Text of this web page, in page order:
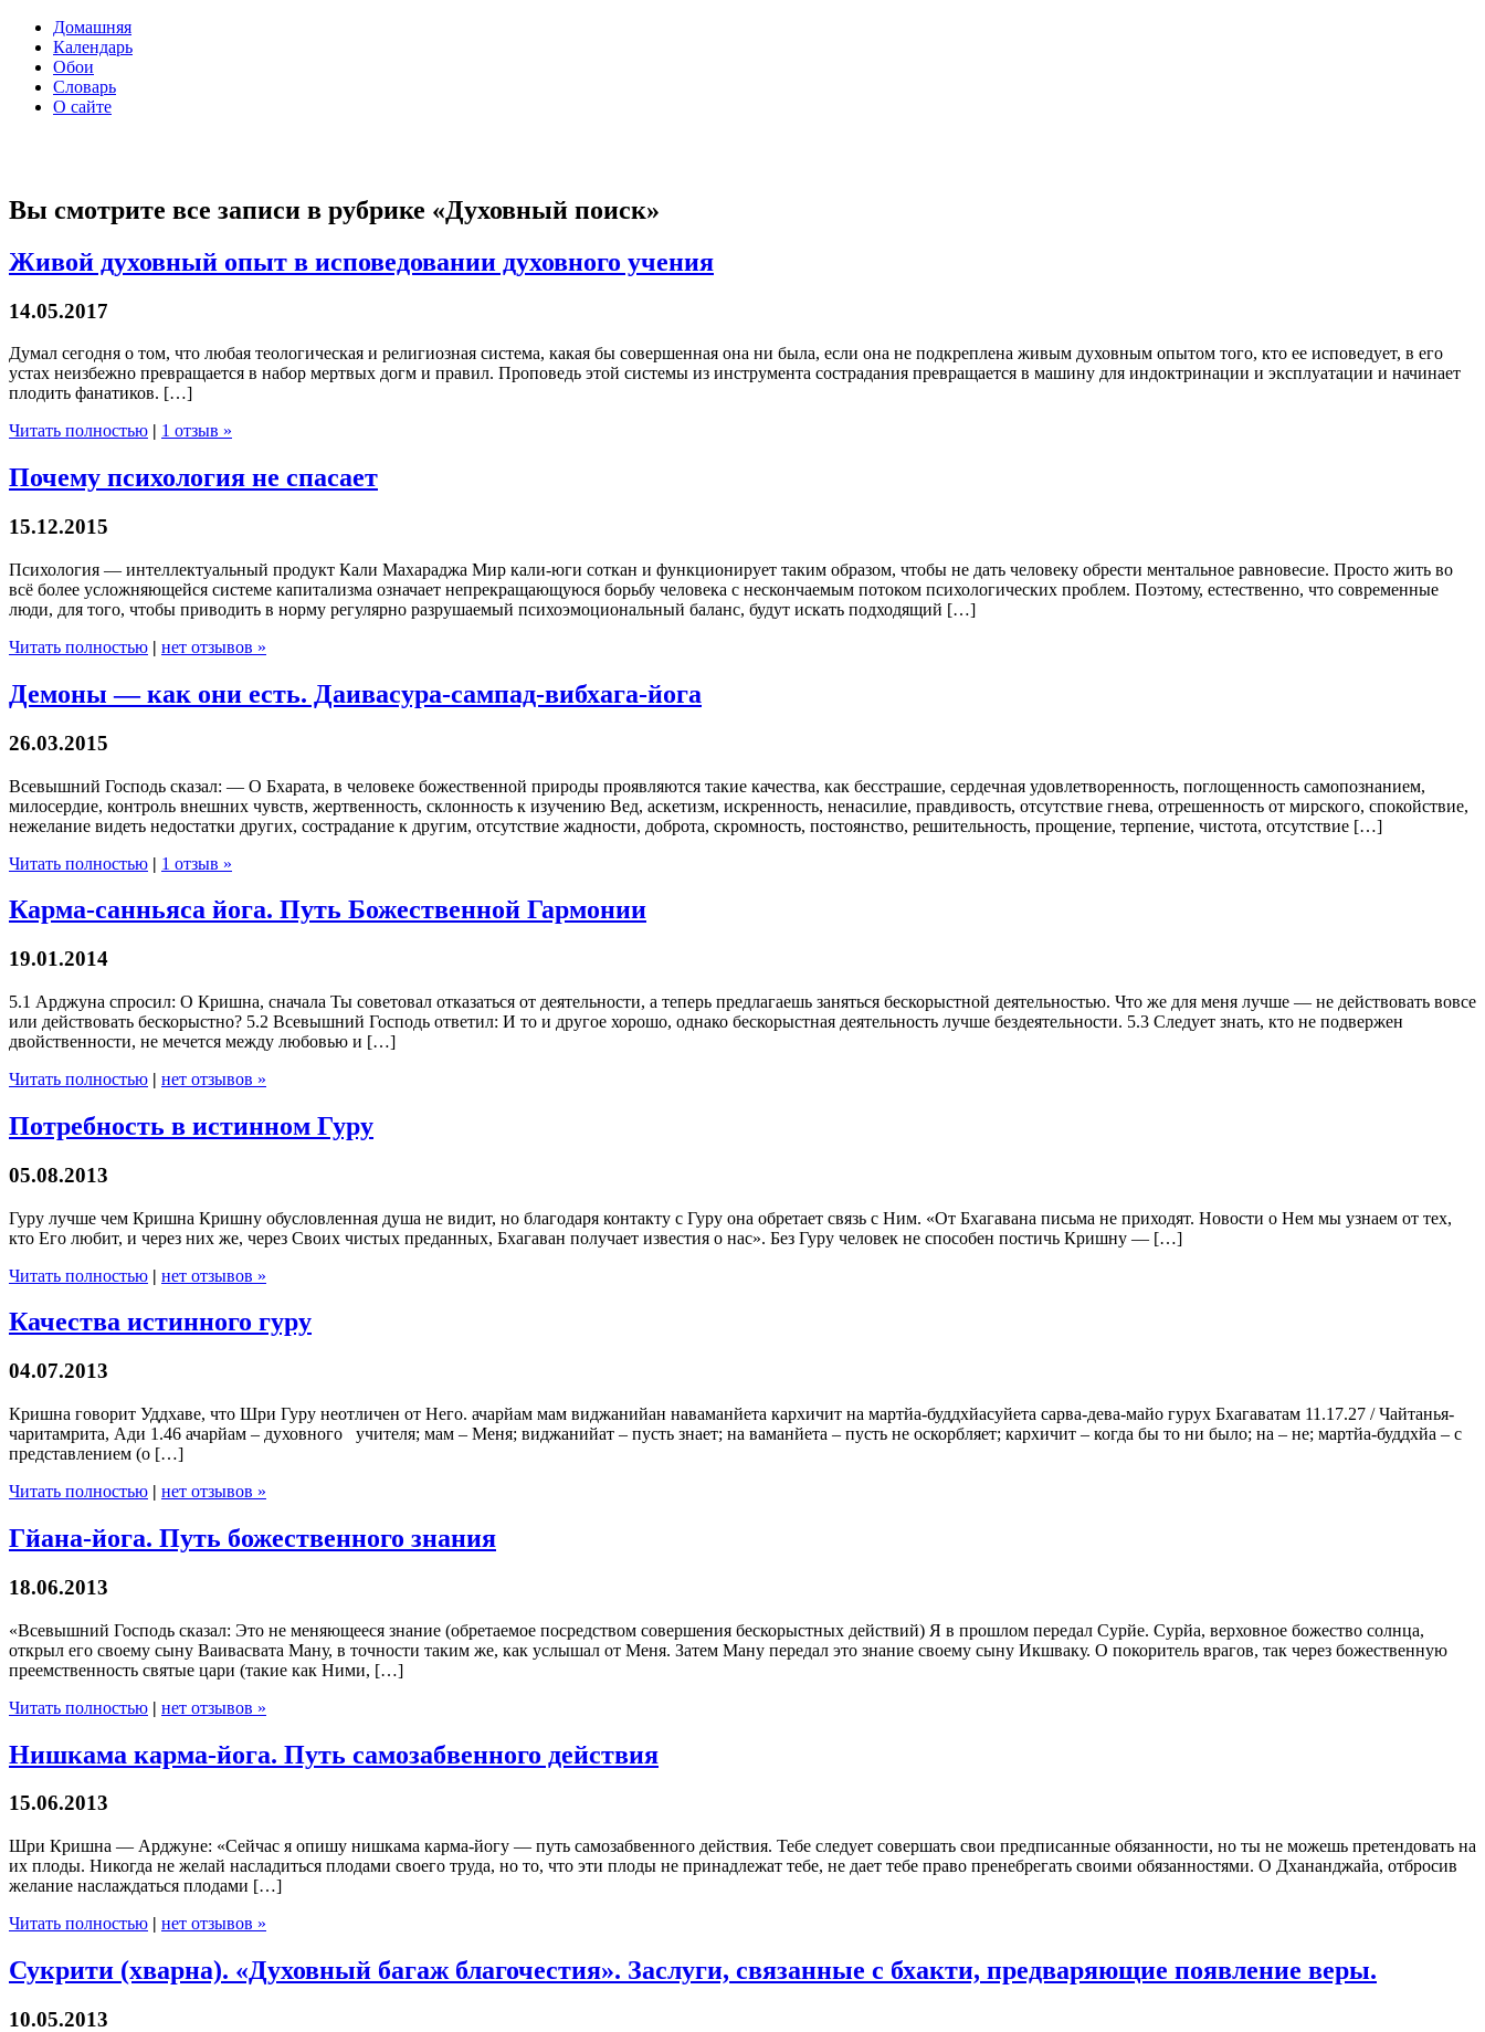
Домашняя
Календарь
Обои
Словарь
О сайте
Вы смотрите все записи в рубрике «Духовный поиск»
Живой духовный опыт в исповедовании духовного учения
14.05.2017
Думал сегодня о том, что любая теологическая и религиозная система, какая бы совершенная она ни была, если она не подкреплена живым духовным опытом того, кто ее исповедует, в его
устах неизбежно превращается в набор мертвых догм и правил. Проповедь этой системы из инструмента сострадания превращается в машину для индоктринации и эксплуатации и начинает
плодить фанатиков. […]
Читать полностью | 1 отзыв »
Почему психология не спасает
15.12.2015
Психология — интеллектуальный продукт Кали Махараджа Мир кали-юги соткан и функционирует таким образом, чтобы не дать человеку обрести ментальное равновесие. Просто жить во
всё более усложняющейся системе капитализма означает непрекращающуюся борьбу человека с нескончаемым потоком психологических проблем. Поэтому, естественно, что современные
люди, для того, чтобы приводить в норму регулярно разрушаемый психоэмоциональный баланс, будут искать подходящий […]
Читать полностью | нет отзывов »
Демоны — как они есть. Даивасура-сампад-вибхага-йога
26.03.2015
Всевышний Господь сказал: — О Бхарата, в человеке божественной природы проявляются такие качества, как бесстрашие, сердечная удовлетворенность, поглощенность самопознанием,
милосердие, контроль внешних чувств, жертвенность, склонность к изучению Вед, аскетизм, искренность, ненасилие, правдивость, отсутствие гнева, отрешенность от мирского, спокойствие,
нежелание видеть недостатки других, сострадание к другим, отсутствие жадности, доброта, скромность, постоянство, решительность, прощение, терпение, чистота, отсутствие […]
Читать полностью | 1 отзыв »
Карма-санньяса йога. Путь Божественной Гармонии
19.01.2014
5.1 Арджуна спросил: О Кришна, сначала Ты советовал отказаться от деятельности, а теперь предлагаешь заняться бескорыстной деятельностью. Что же для меня лучше — не действовать вовсе
или действовать бескорыстно? 5.2 Всевышний Господь ответил: И то и другое хорошо, однако бескорыстная деятельность лучше бездеятельности. 5.3 Следует знать, кто не подвержен
двойственности, не мечется между любовью и […]
Читать полностью | нет отзывов »
Потребность в истинном Гуру
05.08.2013
Гуру лучше чем Кришна Кришну обусловленная душа не видит, но благодаря контакту с Гуру она обретает связь с Ним. «От Бхагавана письма не приходят. Новости о Нем мы узнаем от тех,
кто Его любит, и через них же, через Своих чистых преданных, Бхагаван получает известия о нас». Без Гуру человек не способен постичь Кришну — […]
Читать полностью | нет отзывов »
Качества истинного гуру
04.07.2013
Кришна говорит Уддхаве, что Шри Гуру неотличен от Него. ачарйам мам виджанийан наваманйета кархичит на мартйа-буддхйасуйета сарва-дева-майо гурух Бхагаватам 11.17.27 / Чайтанья-
чаритамрита, Ади 1.46 ачарйам – духовного учителя; мам – Меня; виджанийат – пусть знает; на ваманйета – пусть не оскорбляет; кархичит – когда бы то ни было; на – не; мартйа-буддхйа – с
представлением (о […]
Читать полностью | нет отзывов »
Гйана-йога. Путь божественного знания
18.06.2013
«Всевышний Господь сказал: Это не меняющееся знание (обретаемое посредством совершения бескорыстных действий) Я в прошлом передал Сурйе. Сурйа, верховное божество солнца,
открыл его своему сыну Ваивасвата Ману, в точности таким же, как услышал от Меня. Затем Ману передал это знание своему сыну Икшваку. О покоритель врагов, так через божественную
преемственность святые цари (такие как Ними, […]
Читать полностью | нет отзывов »
Нишкама карма-йога. Путь самозабвенного действия
15.06.2013
Шри Кришна — Арджуне: «Сейчас я опишу нишкама карма-йогу — путь самозабвенного действия. Тебе следует совершать свои предписанные обязанности, но ты не можешь претендовать на
их плоды. Никогда не желай насладиться плодами своего труда, но то, что эти плоды не принадлежат тебе, не дает тебе право пренебрегать своими обязанностями. О Дхананджайа, отбросив
желание наслаждаться плодами […]
Читать полностью | нет отзывов »
Сукрити (хварна). «Духовный багаж благочестия». Заслуги, связанные с бхакти, предваряющие появление веры.
10.05.2013